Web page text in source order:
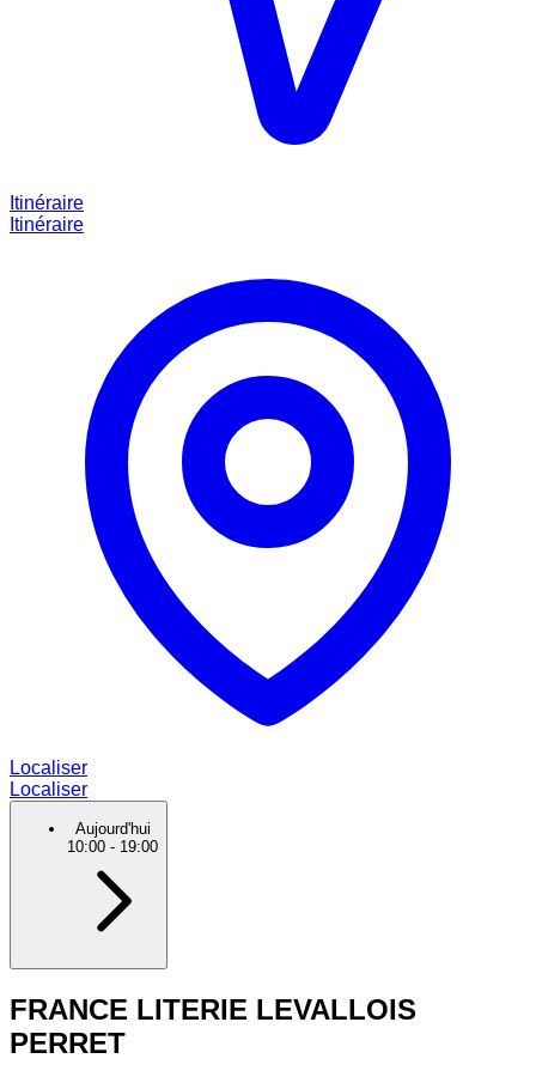
Itinéraire
Itinéraire
Localiser
Localiser
Aujourd'hui
10:00 - 19:00
FRANCE LITERIE LEVALLOIS
PERRET